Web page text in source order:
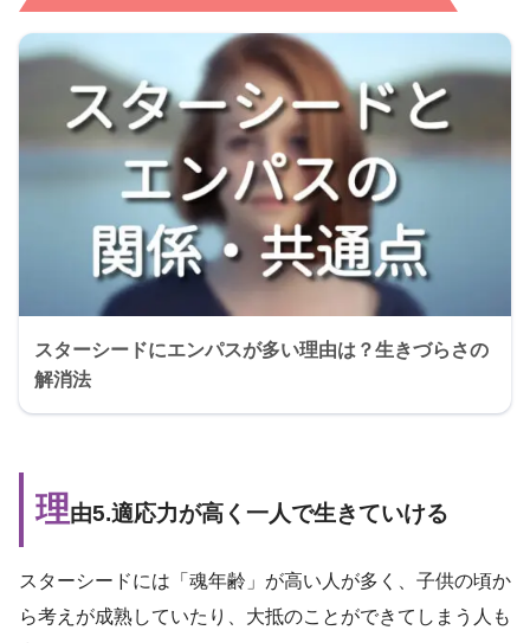
スターシードにエンパスが多い理由は？生きづらさの
解消法
理由5.適応力が高く一人で生きていける
スターシードには「魂年齢」が高い人が多く、子供の頃か
ら考えが成熟していたり、大抵のことができてしまう人も